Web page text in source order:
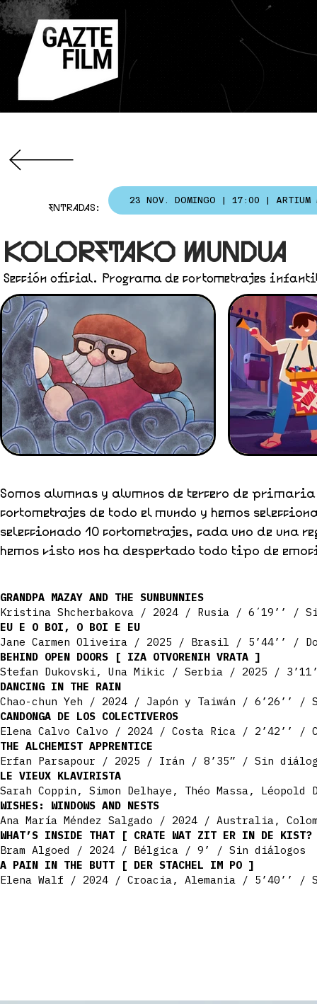
23 NOV. DOMINGO | 17:00 | ARTIUM
ENTRADAS:
KOLORETAKO MUNDUA
Sección oficial. Programa de cortometrajes
Somos alumnas y alumnos de tercero de
cortometrajes de todo el mundo y hemos
seleccionado 10 cortometrajes, cada uno de
hemos visto nos ha despertado todo tipo de
GRANDPA MAZAY AND THE SUNBUNNIES
Kristina Shcherbakova / 2024 / Rusia / 6´19’’ /
EU E O BOI, O BOI E EU
Jane Carmen Oliveira / 2025 / Brasil / 5’44’’ /
BEHIND OPEN DOORS [ IZA OTVORENIH VRATA ]
Stefan Dukovski, Una Mikic / Serbia / 2025 /
DANCING IN THE RAIN
Chao-chun Yeh / 2024 / Japón y Taiwán / 6’26’’ /
CANDONGA DE LOS COLECTIVEROS
Elena Calvo Calvo / 2024 / Costa Rica / 2’42’’ /
THE ALCHEMIST APPRENTICE
Erfan Parsapour / 2025 / Irán / 8’35” / Sin
LE VIEUX KLAVIRISTA
Sarah Coppin, Simon Delhaye, Théo Massa,
WISHES: WINDOWS AND NESTS
Ana María Méndez Salgado / 2024 / Australia,
WHAT’S INSIDE THAT [ CRATE WAT ZIT ER IN DE
Bram Algoed / 2024 / Bélgica / 9’ / Sin diálogos​
A PAIN IN THE BUTT [ DER STACHEL IM PO ]
Elena Walf / 2024 / Croacia, Alemania / 5’40’’ /